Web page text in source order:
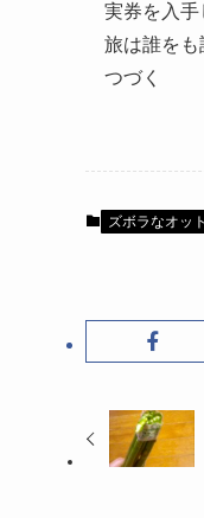
実券を入手
旅は誰をも
つづく
ズボラなオッ